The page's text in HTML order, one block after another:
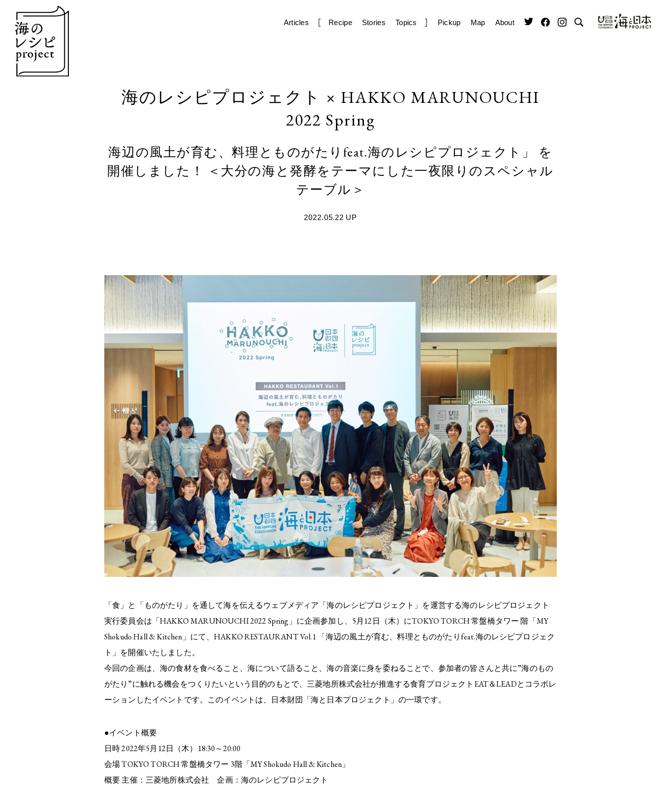
Articles Recipe Stories Topics Pickup Map About
海のレシピプロジェクト × HAKKO MARUNOUCHI
2022 Spring
海辺の風土が育む、料理とものがたりfeat.海のレシピプロジェクト」 を
開催しました！ ＜大分の海と発酵をテーマにした一夜限りのスペシャル
テーブル＞
2022.05.22 UP
「食」と「ものがたり」を通して海を伝えるウェブメディア「海のレシピプロジェクト」を運営する海のレシピプロジェクト
実行委員会は「HAKKO MARUNOUCHI 2022 Spring」に企画参加し、5月12日（木）にTOKYO TORCH 常盤橋タワー 階「MY
Shokudo Hall & Kitchen」にて、HAKKO RESTAURANT Vol.1 「海辺の風土が育む、料理とものがたりfeat.海のレシピプロジェク
ト」を開催いたしました。
今回の企画は、海の食材を食べること、海について語ること、海の音楽に身を委ねることで、参加者の皆さんと共に”海のもの
がたり”に触れる機会をつくりたいという目的のもとで、三菱地所株式会社が推進する食育プロジェクトEAT＆LEADとコラボレ
ーションしたイベントです。このイベントは、日本財団「海と日本プロジェクト」の一環です。
●イベント概要
日時 2022年5月12日（木）18:30～20:00
会場 TOKYO TORCH 常盤橋タワー 3階「MY Shokudo Hall & Kitchen」
概要 主催：三菱地所株式会社 企画：海のレシピプロジェクト